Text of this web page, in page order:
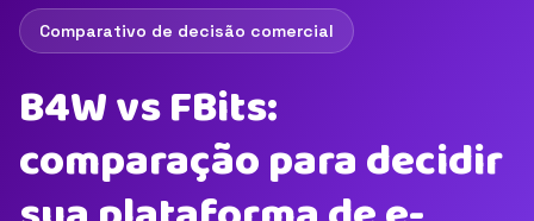
Comparativo de decisão comercial
B4W vs FBits:
comparação para decidir